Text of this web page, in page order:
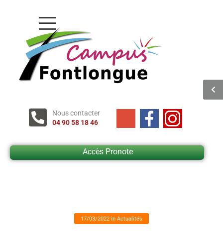
Nous contacter
04 90 58 18 46
Accès Pronote
17/03/2022 in Actualités